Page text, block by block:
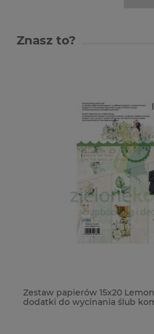
Znasz to?
Zestaw papierów 15x20
dodatki do wycinania ślub